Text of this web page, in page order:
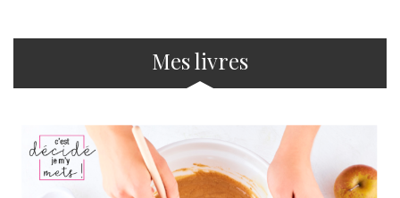
Mes livres